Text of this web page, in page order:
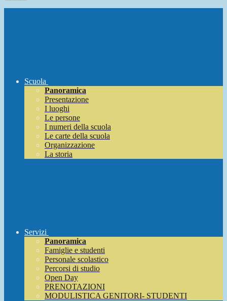
Scuola
Panoramica
Presentazione
I luoghi
Le persone
I numeri della scuola
Le carte della scuola
Organizzazione
La storia
Servizi
Panoramica
Famiglie e studenti
Personale scolastico
Percorsi di studio
Open Day
PRENOTAZIONI
MODULISTICA GENITORI- STUDENTI